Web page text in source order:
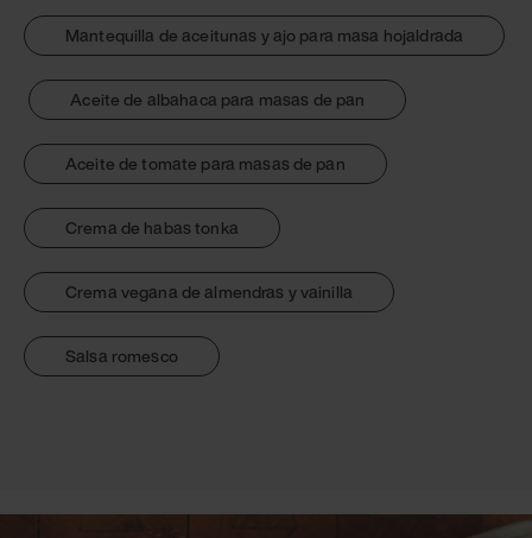
Mantequilla de aceitunas y ajo para masa hojaldrada
Aceite de albahaca para masas de pan
Aceite de tomate para masas de pan
Crema de habas tonka
Crema vegana de almendras y vainilla
Salsa romesco